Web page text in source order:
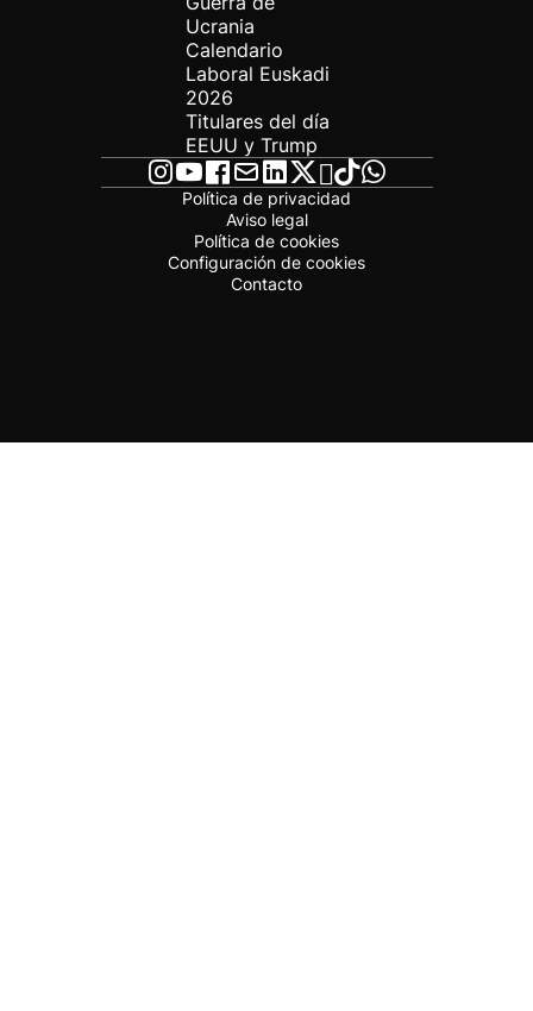
Ucrania
Calendario
Laboral Euskadi
2026
Titulares del día
EEUU y Trump
Política de privacidad
Aviso legal
Política de cookies
Configuración de cookies
Contacto